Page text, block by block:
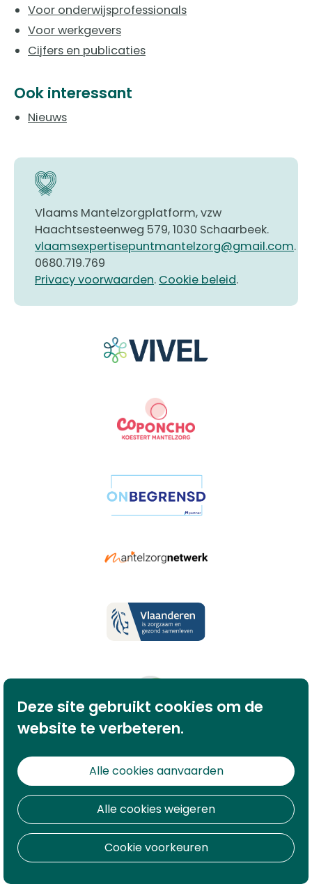
Voor onderwijsprofessionals
Voor werkgevers
Cijfers en publicaties
Ook interessant
Nieuws
Vlaams Mantelzorgplatform, vzw
Haachtsesteenweg 579, 1030 Schaarbeek.
vlaamsexpertisepuntmantelzorg@gmail.com.
0680.719.769
Privacy voorwaarden. Cookie beleid.
Deze site gebruikt cookies om de
website te verbeteren.
Cookie voorkeuren
Alle cookies weigeren
Alle cookies aanvaarden